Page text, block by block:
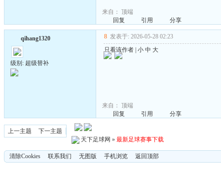
来自： 顶端
回复
引用 分享
qihang1320
级别: 超级替补
8 发表于: 2026-05-28 02:23
只看该作者 小 中 大
来自： 顶端
回复
引用 分享
上一主题
下一主题
天下足球网 » 最新足球赛事下载
清除Cookies 联系我们 无图版 手机浏览 返回顶部